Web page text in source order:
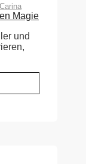
Carina
und